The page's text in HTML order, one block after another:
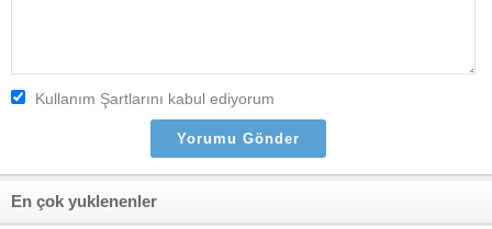
Kullanım Şartlarını kabul ediyorum
En çok yuklenenler